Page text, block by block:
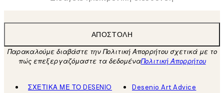
ΑΠΟΣΤΟΛΉ
Παρακαλούμε διαβάστε την Πολιτική Απορρήτου σχετικά με το
πώς επεξεργαζόμαστε τα δεδομέναΠολιτική Απορρήτου
ΣΧΕΤΙΚΑ ΜΕ ΤΟ DESENIO
Desenio Art Advice